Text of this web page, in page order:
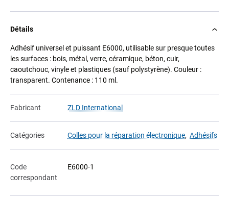
Détails
Adhésif universel et puissant E6000, utilisable sur presque toutes
les surfaces : bois, métal, verre, céramique, béton, cuir,
caoutchouc, vinyle et plastiques (sauf polystyrène). Couleur :
transparent. Contenance : 110 ml.
Fabricant ZLD International
Catégories Colles pour la réparation électronique, Adhésifs
Code
correspondant
E6000-1